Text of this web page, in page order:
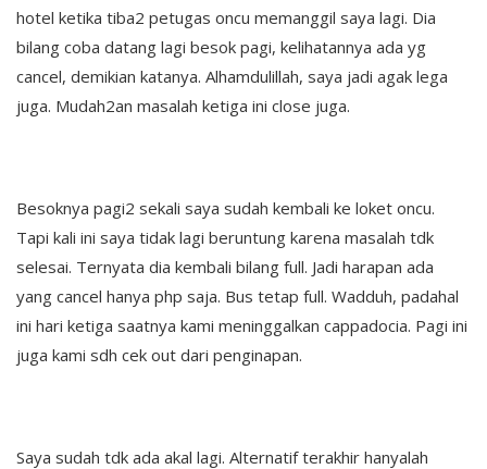
hotel ketika tiba2 petugas oncu memanggil saya lagi. Dia
bilang coba datang lagi besok pagi, kelihatannya ada yg
cancel, demikian katanya. Alhamdulillah, saya jadi agak lega
juga. Mudah2an masalah ketiga ini close juga.
Besoknya pagi2 sekali saya sudah kembali ke loket oncu.
Tapi kali ini saya tidak lagi beruntung karena masalah tdk
selesai. Ternyata dia kembali bilang full. Jadi harapan ada
yang cancel hanya php saja. Bus tetap full. Wadduh, padahal
ini hari ketiga saatnya kami meninggalkan cappadocia. Pagi ini
juga kami sdh cek out dari penginapan.
Saya sudah tdk ada akal lagi. Alternatif terakhir hanyalah